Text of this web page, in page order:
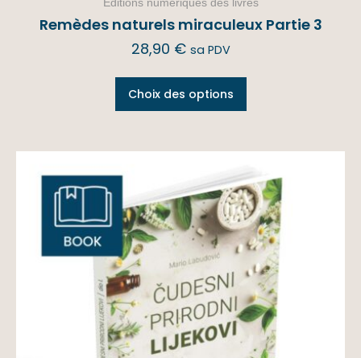
Remèdes naturels miraculeux Partie 3
28,90 € sa PDV
Choix des options